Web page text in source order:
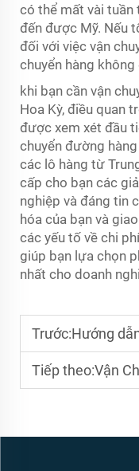
có thể mất vài tuần
đến được Mỹ. Nếu
đối với việc vận
chuyển hàng
khi bạn cần vận
Hoa Kỳ, điều quan
được xem xét đầu
chuyển đường
các lô hàng từ
cấp cho bạn các
nghiệp và đáng tin
hóa của bạn và
các yếu tố về chi
giúp bạn lựa chọn
nhất cho doanh
Trước:Hướng dẫn Vận
Tiếp theo:Vận Chuyển